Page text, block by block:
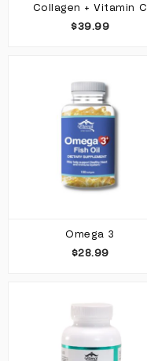
Collagen + Vitamin C
$39.99
Omega 3
$28.99